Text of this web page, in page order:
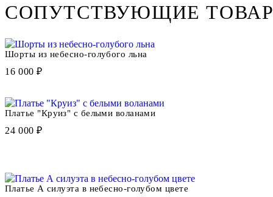
СОПУТСТВУЮЩИЕ
Шорты из небесно-голубого льна
16 000 ₽
Платье "Круиз" с белыми воланами
24 000 ₽
Платье А силуэта в небесно-голубом цвете